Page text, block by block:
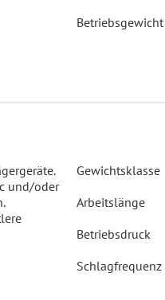
Betriebsgewicht
und/oder
Gewichtsklasse
Arbeitslänge
Betriebsdruck
Schlagfrequenz